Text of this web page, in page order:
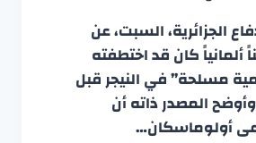
الجزائرية، السبت، عن
كان قد اختطفته
مسلحة” في النيجر قبل
المصدر ذاته أن
أولوماسكان…